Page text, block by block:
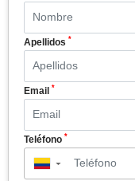
Apellidos *
Email *
Teléfono *
▼